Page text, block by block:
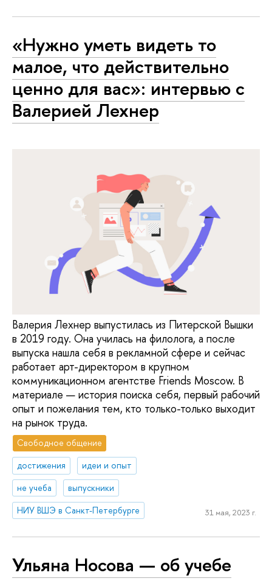
«Нужно уметь видеть то
малое, что действительно
ценно для вас»: интервью с
Валерией Лехнер
Валерия Лехнер выпустилась из Питерской Вышки
в 2019 году. Она училась на филолога, а после
выпуска нашла себя в рекламной сфере и сейчас
работает арт-директором в крупном
коммуникационном агентстве Friends Moscow. В
материале — история поиска себя, первый рабочий
опыт и пожелания тем, кто только-только выходит
на рынок труда.
Свободное общение
достижения
идеи и опыт
не учеба
выпускники
НИУ ВШЭ в Санкт-Петербурге
31 мая, 2023 г.
Ульяна Носова — об учебе